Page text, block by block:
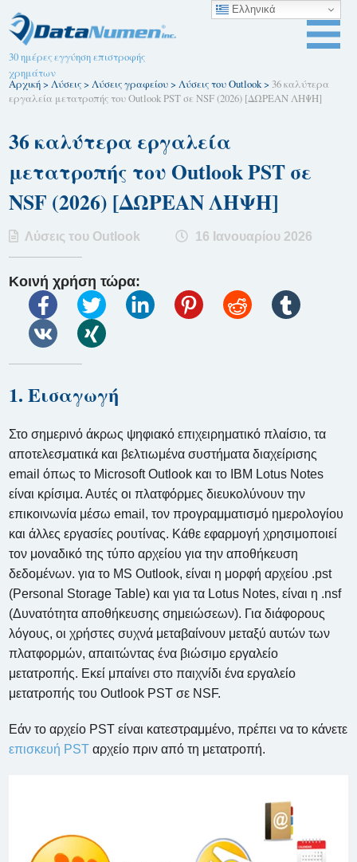
30 ημέρες εγγύηση επιστροφής
χρημάτων
Αρχική>Λύσεις>Λύσεις γραφείου>Λύσεις του Outlook> 36 καλύτερα
εργαλεία μετατροπής του Outlook PST σε NSF (2026) [ΔΩΡΕΑΝ ΛΗΨΗ]
36 καλύτερα εργαλεία
μετατροπής του Outlook PST σε
NSF (2026) [ΔΩΡΕΑΝ ΛΗΨΗ]
Λύσεις του Outlook 16 Ιανουαρίου 2026
Κοινή χρήση τώρα:
1. Εισαγωγή
Στο σημερινό άκρως ψηφιακό επιχειρηματικό πλαίσιο, τα
αποτελεσματικά και βελτιωμένα συστήματα διαχείρισης
email όπως το Microsoft Outlook και το IBM Lotus Notes
είναι κρίσιμα. Αυτές οι πλατφόρμες διευκολύνουν την
επικοινωνία μέσω email, τον προγραμματισμό ημερολογίου
και άλλες εργασίες ρουτίνας. Κάθε εφαρμογή χρησιμοποιεί
τον μοναδικό της τύπο αρχείου για την αποθήκευση
δεδομένων. για το MS Outlook, είναι η μορφή αρχείου .pst
(Personal Storage Table) και για τα Lotus Notes, είναι η .nsf
(Δυνατότητα αποθήκευσης σημειώσεων). Για διάφορους
λόγους, οι χρήστες συχνά μεταβαίνουν μεταξύ αυτών των
πλατφορμών, απαιτώντας ένα βιώσιμο εργαλείο
μετατροπής. Εκεί μπαίνει στο παιχνίδι ένα εργαλείο
μετατροπής του Outlook PST σε NSF.
Εάν το αρχείο PST είναι κατεστραμμένο, πρέπει να το κάνετε
επισκευή PST αρχείο πριν από τη μετατροπή.
Ελληνικά